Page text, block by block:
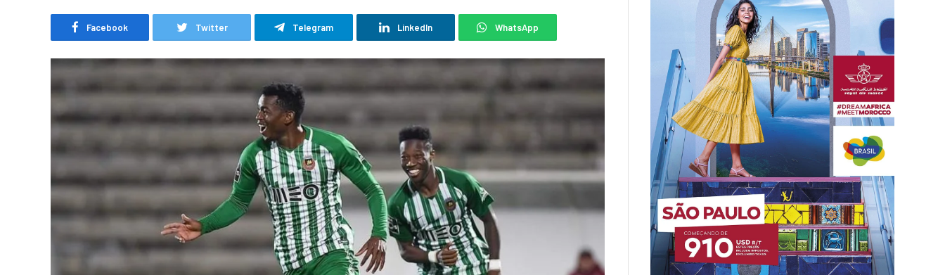
Facebook Twitter Telegram LinkedIn WhatsApp